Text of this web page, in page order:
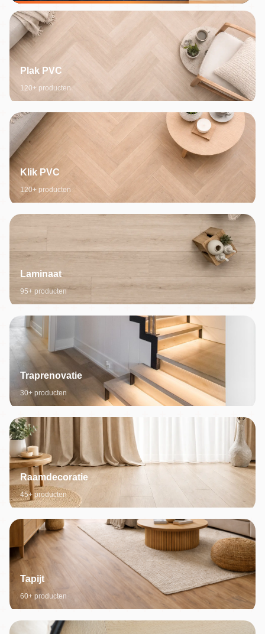
Plak PVC
120+ producten
Klik PVC
120+ producten
Laminaat
95+ producten
Traprenovatie
30+ producten
Raamdecoratie
45+ producten
Tapijt
60+ producten